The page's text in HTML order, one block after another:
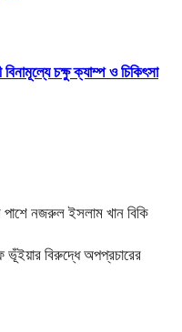
চক্ষু ক্যাম্প ও চিকিৎসা
নজরুল ইসলাম খান বিকি
ভূঁইয়ার বিরুদ্ধে অপপ্রচারের